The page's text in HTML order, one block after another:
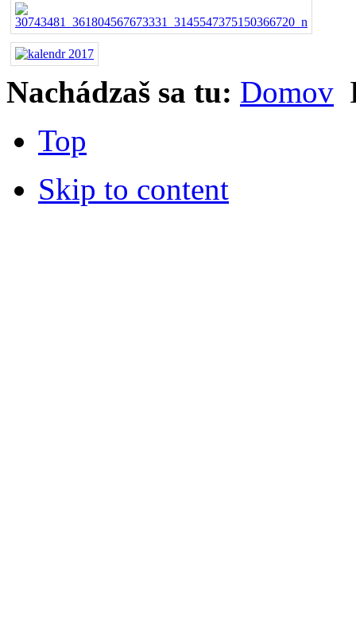
Nachádzaš sa tu: Domov
Top
Skip to content